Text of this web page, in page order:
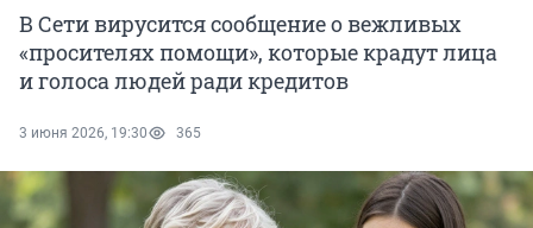
В Сети вирусится сообщение о вежливых
«просителях помощи», которые крадут лица
и голоса людей ради кредитов
3 июня 2026, 19:30 365